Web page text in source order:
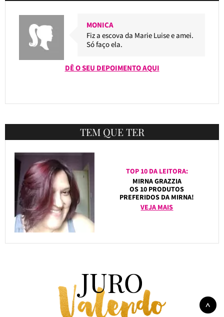
MONICA
Fiz a escova da Marie Luise e amei.
Só faço ela.
DÊ O SEU DEPOIMENTO AQUI
TEM QUE TER
TOP 10 DA LEITORA:
MIRNA GRAZZIA
OS 10 PRODUTOS
PREFERIDOS DA MIRNA!
VEJA MAIS